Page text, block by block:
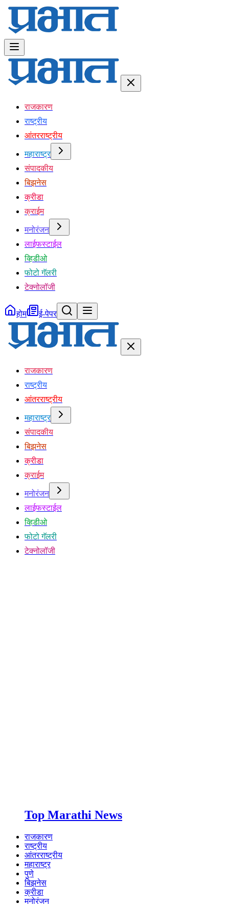
राजकारण
राष्ट्रीय
आंतरराष्ट्रीय
महाराष्ट्र
संपादकीय
बिझनेस
क्रीडा
क्राईम
मनोरंजन
लाईफस्टाईल
व्हिडीओ
फोटो गॅलरी
टेक्नोलॉजी
होम ई-पेपर
राजकारण
राष्ट्रीय
आंतरराष्ट्रीय
महाराष्ट्र
संपादकीय
बिझनेस
क्रीडा
क्राईम
मनोरंजन
लाईफस्टाईल
व्हिडीओ
फोटो गॅलरी
टेक्नोलॉजी
Top Marathi News
राजकारण
राष्ट्रीय
आंतरराष्ट्रीय
महाराष्ट्र
पुणे
बिझनेस
क्रीडा
मनोरंजन